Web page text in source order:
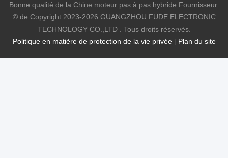
Politique en matière de protection de la vie privée| Plan du site
Bonne qualité de la Chine moteur pas à pas hybride Fournisseur.
© de Copyright 2023-2026 GUANGZHOU FUDE ELECTRONIC
TECHNOLOGY CO.,LTD . Tous droits réservés.